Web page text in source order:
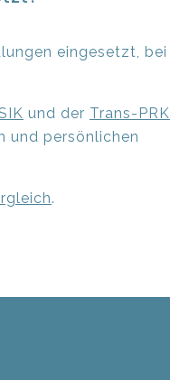
eingesetzt,
und der Trans-PRK
und persönlichen
.